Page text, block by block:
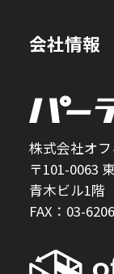
会社情報
株式会社オ
〒101-0063
青木ビル1階
FAX：03-